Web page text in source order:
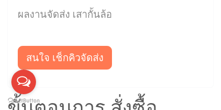
ผลงานจัดส่ง เสากั้นล้อ
สนใจ เช็กคิวจัดส่ง